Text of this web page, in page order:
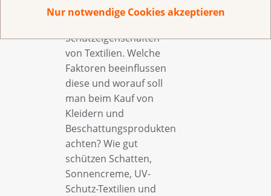
Nur notwendige Cookies akzeptieren
Vertiefen Sie ihr Wissen
Schutzeigenschaften
von Textilien. Welche
Faktoren beeinflussen
diese und worauf soll
man beim Kauf von
Kleidern und
Beschattungsprodukten
achten? Wie gut
schützen Schatten,
Sonnencreme, UV-
Schutz-Textilien und